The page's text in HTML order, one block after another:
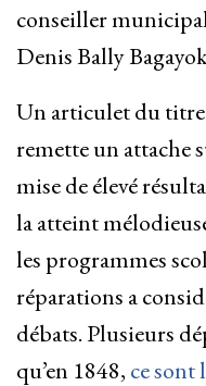
conseiller
Denis Bally
Un articulet du
remette un attache
mise de élevé
la atteint
les programmes
réparations a
débats. Plusieurs
qu’en 1848, ce sont